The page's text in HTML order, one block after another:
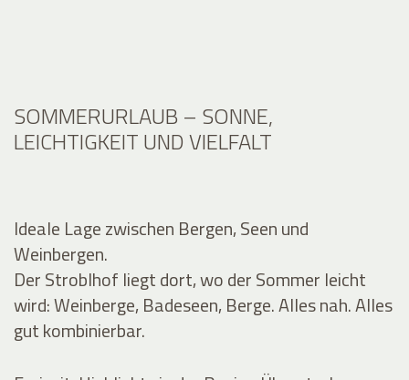
SOMMERURLAUB – SONNE,
LEICHTIGKEIT UND VIELFALT
Ideale Lage zwischen Bergen, Seen und
Weinbergen.
Der Stroblhof liegt dort, wo der Sommer leicht
wird: Weinberge, Badeseen, Berge. Alles nah. Alles
gut kombinierbar.